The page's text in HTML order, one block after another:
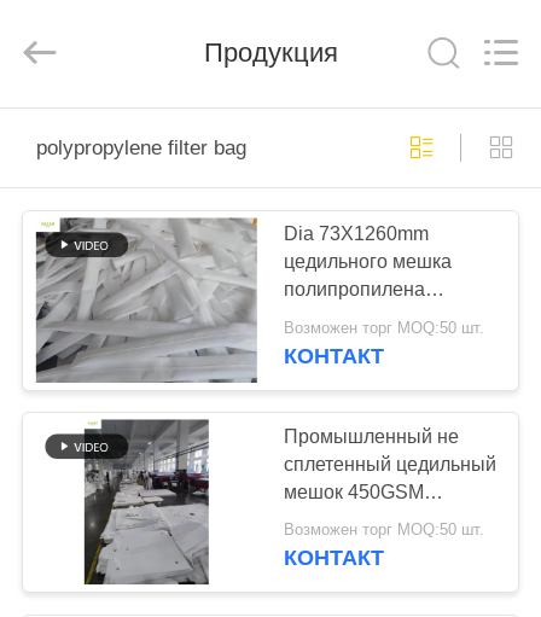
ПРОДУКТЫ
НАСЧЕТ
НАС
ПУТЕШЕСТВИЕ
ФАБРИКИ
ПРОВЕРКА
КАЧЕСТВА
Technology
Co.,Ltd..
Reserved.
Продукция
polypropylene filter bag
Dia 73X1260mm
цедильного мешка
полипропилена
небольшого диаметра
для оборудования
Возможен торг MOQ:50 шт.
КОНТАКТ
Промышленный не
сплетенный цедильный
мешок 450GSM
полипропилена
сборника пыли
Возможен торг MOQ:50 шт.
КОНТАКТ